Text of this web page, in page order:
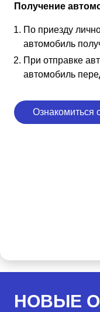
Получение
По приезду
автомобиль
При отправке
автомобиль
Ознакомиться
НОВЫЕ